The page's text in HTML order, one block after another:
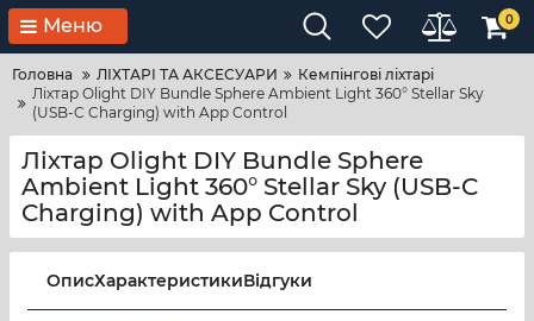
Меню 0
Головна ЛІХТАРІ ТА АКСЕСУАРИ
Кемпінгові ліхтарі
Ліхтар Olight DIY Bundle Sphere Ambient Light 360° Stellar Sky
(USB-C Charging) with App Control
Ліхтар Olight DIY Bundle Sphere
Ambient Light 360° Stellar Sky (USB-C
Charging) with App Control
ОписХарактеристикиВідгуки